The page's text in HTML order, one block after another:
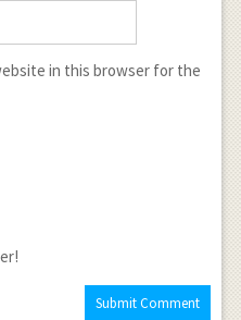
in this browser for the